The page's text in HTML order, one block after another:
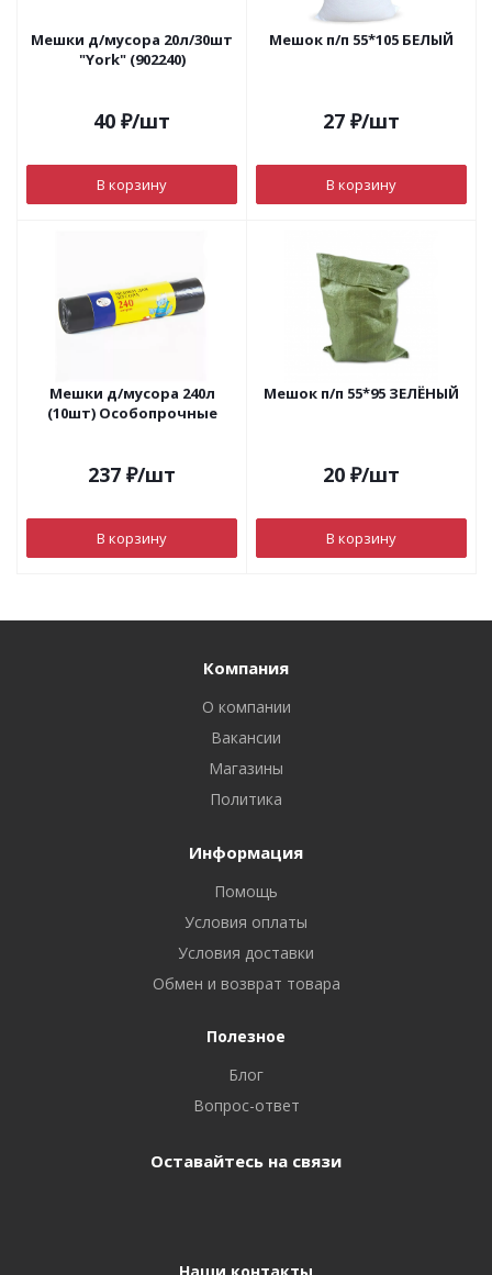
Мешки д/мусора 20л/30шт
"York" (902240)
40 ₽/шт
В корзину
Мешок п/п 55*105 БЕЛЫЙ
27 ₽/шт
В корзину
Мешки д/мусора 240л
(10шт) Особопрочные
237 ₽/шт
В корзину
Мешок п/п 55*95 ЗЕЛЁНЫЙ
20 ₽/шт
В корзину
Компания
О компании
Вакансии
Магазины
Политика
Информация
Помощь
Условия оплаты
Условия доставки
Обмен и возврат товара
Полезное
Блог
Вопрос-ответ
Оставайтесь на связи